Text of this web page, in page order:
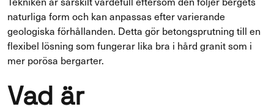
naturliga form och kan anpassas efter varierande
geologiska förhållanden. Detta gör betongsprutning till en
flexibel lösning som fungerar lika bra i hård granit som i
mer porösa bergarter.
Vad är